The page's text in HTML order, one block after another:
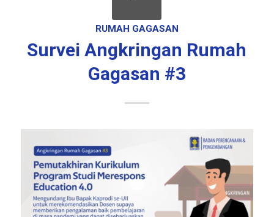
RUMAH GAGASAN
Survei Angkringan Rumah
Gagasan #3